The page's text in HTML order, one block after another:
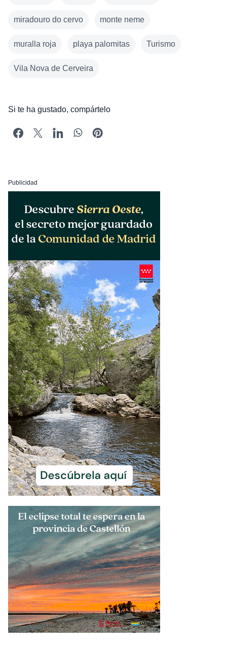
miradouro do cervo monte neme
muralla roja playa palomitas Turismo
Vila Nova de Cerveira
Si te ha gustado, compártelo
Publicidad